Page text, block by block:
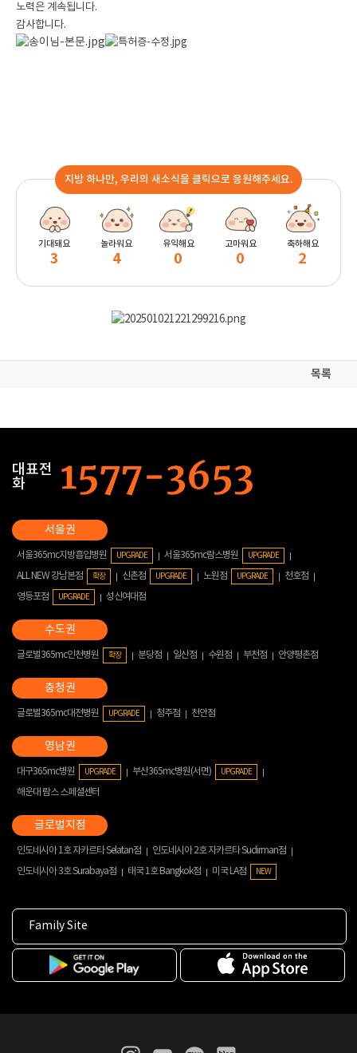
노력은 계속됩니다.
감사합니다.
지방 하나만, 우리의 새소식을 클릭으로 응원해주세요.
기대돼요
3
놀라워요
4
유익해요
0
고마워요
0
축하해요
2
목록
대표전
화
서울365mc지방흡입병원 UPGRADE 서울365mc람스병원 UPGRADE
ALL NEW 강남본점 확장 신촌점 UPGRADE 노원점 UPGRADE
천호점
영등포점
UPGRADE 성신여대점
글로벌365mc인천병원 확장 분당점 일산점 수원점 부천점 안양평촌점
글로벌365mc대전병원 UPGRADE 청주점 천안점
대구365mc병원 UPGRADE 부산365mc병원(서면) UPGRADE
해운대 람스 스페셜센터
인도네시아 1호 자카르타 Selatan점
인도네시아 2호 자카르타 Sudirman점
인도네시아 3호 Surabaya점
태국 1호 Bangkok점 미국 LA점 NEW
Family Site